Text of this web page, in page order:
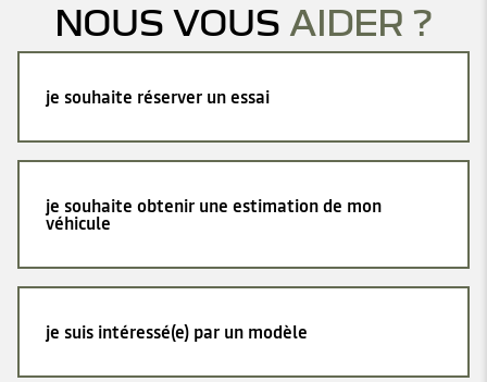
NOUS VOUS AIDER ?
je souhaite réserver un essai
je souhaite obtenir une estimation de mon
véhicule
je suis intéressé(e) par un modèle